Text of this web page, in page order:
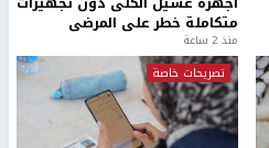
متكاملة خطر على المرضى
منذ 2 ساعة
تصريحات خاصة